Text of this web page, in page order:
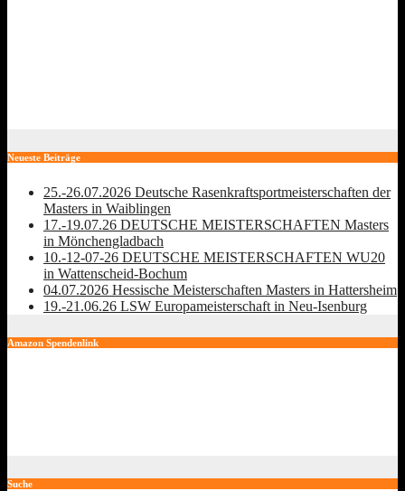
Neueste Beiträge
25.-26.07.2026 Deutsche Rasenkraftsportmeisterschaften der
Masters in Waiblingen
17.-19.07.26 DEUTSCHE MEISTERSCHAFTEN Masters
in Mönchengladbach
10.-12-07-26 DEUTSCHE MEISTERSCHAFTEN WU20
in Wattenscheid-Bochum
04.07.2026 Hessische Meisterschaften Masters in Hattersheim
19.-21.06.26 LSW Europameisterschaft in Neu-Isenburg
Amazon Spendenlink
Suche